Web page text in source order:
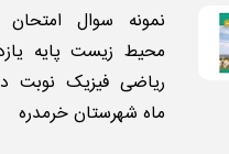
نمونه سوال
محیط زیست پایه
ریاضی فیزیک نوبت
ماه شهرستان خرمدره